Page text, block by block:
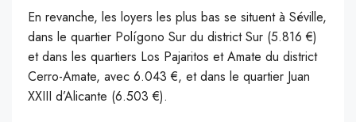
En revanche, les loyers les plus bas se situent à Séville,
dans le quartier Polígono Sur du district Sur (5.816 €)
et dans les quartiers Los Pajaritos et Amate du district
Cerro-Amate, avec 6.043 €, et dans le quartier Juan
XXIII d’Alicante (6.503 €).